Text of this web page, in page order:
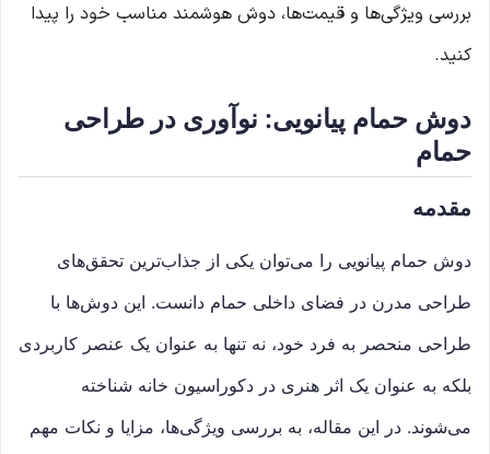
بررسی ویژگی‌ها و قیمت‌ها، دوش هوشمند مناسب خود را پیدا
کنید.
دوش حمام پیانویی: نوآوری در طراحی
حمام
مقدمه
دوش حمام پیانویی را می‌توان یکی از جذاب‌ترین تحقق‌های
طراحی مدرن در فضای داخلی حمام دانست. این دوش‌ها با
طراحی منحصر به فرد خود، نه تنها به عنوان یک عنصر کاربردی
بلکه به عنوان یک اثر هنری در دکوراسیون خانه شناخته
می‌شوند. در این مقاله، به بررسی ویژگی‌ها، مزایا و نکات مهم